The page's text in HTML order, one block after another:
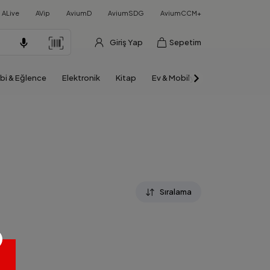
ALive AVip AviumD AviumSDG AviumCCM+
Giriş Yap Sepetim
& Eğlence Elektronik Kitap Ev & Mobilya
Sıralama